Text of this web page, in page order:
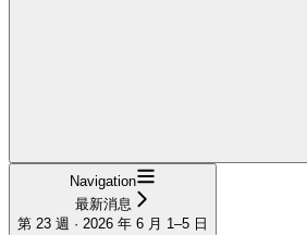
Navigation
最新消息
第 23 週 · 2026 年 6 月 1–5 日